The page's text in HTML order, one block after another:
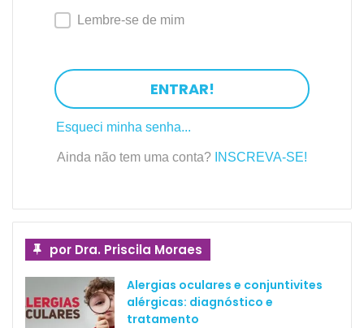
Lembre-se de mim
ENTRAR!
Esqueci minha senha...
Ainda não tem uma conta? INSCREVA-SE!
por Dra. Priscila Moraes
Alergias oculares e conjuntivites
alérgicas: diagnóstico e
tratamento